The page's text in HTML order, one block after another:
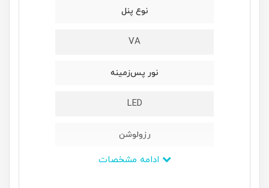
نوع پنل
VA
نور پس‌زمینه
LED
رزولوشن
1440 × 2560 پیکسل